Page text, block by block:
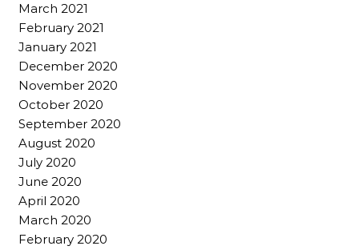
March 2021
February 2021
January 2021
December 2020
November 2020
October 2020
September 2020
August 2020
July 2020
June 2020
April 2020
March 2020
February 2020